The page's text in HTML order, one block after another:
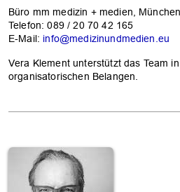
Büro mm medizin + medien, München
Telefon: 089 / 20 70 42 165
E-Mail: info@medizinundmedien.eu
Vera Klement unterstützt das Team
organisatorischen Belangen.